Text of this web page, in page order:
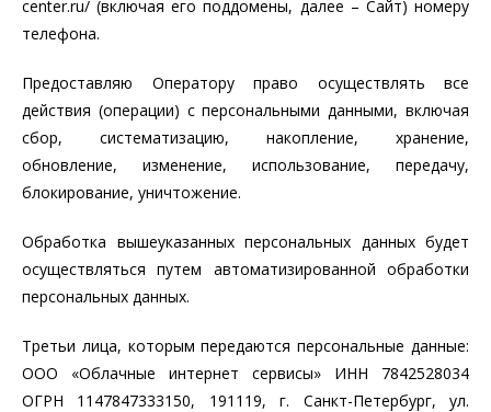
center.ru/ (включая его поддомены, далее – Сайт) номеру
телефона.
Предоставляю Оператору право осуществлять все
действия (операции) с персональными данными, включая
сбор, систематизацию, накопление, хранение,
обновление, изменение, использование, передачу,
блокирование, уничтожение.
Обработка вышеуказанных персональных данных будет
осуществляться путем автоматизированной обработки
персональных данных.
Третьи лица, которым передаются персональные данные:
ООО «Облачные интернет сервисы» ИНН 7842528034
ОГРН 1147847333150, 191119, г. Санкт-Петербург, ул.